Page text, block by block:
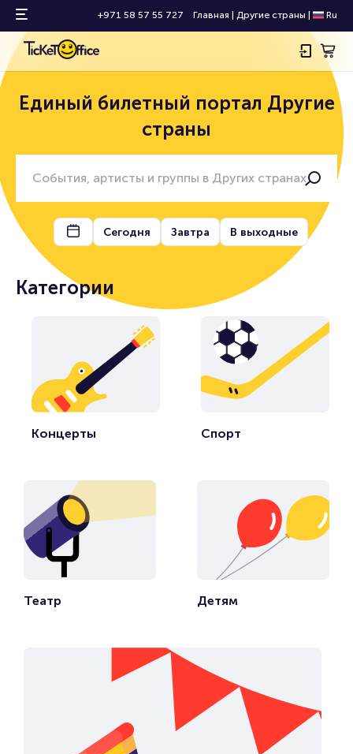
+971 58 57 55 727 Главная Другие страны Ru
Единый билетный портал Другие
страны
Сегодня Завтра В выходные
Категории
Концерты Спорт
Театр Детям